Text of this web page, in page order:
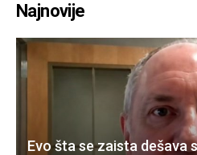
Najnovije
Evo šta se zaista dešava